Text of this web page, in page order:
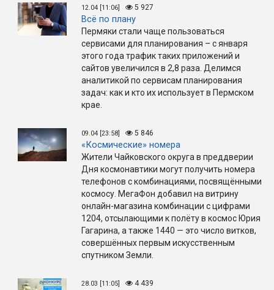
12.04 [11:06] 5 927
Всё по плану
Пермяки стали чаще пользоваться
сервисами для планирования – с января
этого года трафик таких приложений и
сайтов увеличился в 2,8 раза. Делимся
аналитикой по сервисам планирования
задач: как и кто их использует в Пермском
крае.
09.04 [23:58] 5 846
«Космические» номера
Жители Чайковского округа в преддверии
Дня космонавтики могут получить номера
телефонов с комбинациями, посвящёнными
космосу. МегаФон добавил на витрину
онлайн-магазина комбинации с цифрами
1204, отсылающими к полёту в космос Юрия
Гагарина, а также 1440 — это число витков,
совершённых первым искусственным
спутником Земли.
28.03 [11:05] 4 439